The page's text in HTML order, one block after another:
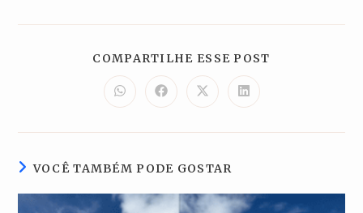
COMPARTILHE ESSE POST
Abre
em
nova
Abre
em
nova
Abre
em
nova
Abre
em
nova
VOCÊ TAMBÉM PODE GOSTAR